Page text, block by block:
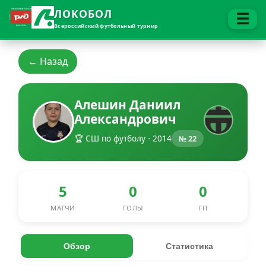
ЛОКОБОЛ
Всероссийский футбольный турнир ☰
← Назад
Алешин Даниил
Александрович
🏆 СШ по футболу - 2014 № 22
5
МАТЧИ
0
ГОЛЫ
0
ГП
Обзор Статистика